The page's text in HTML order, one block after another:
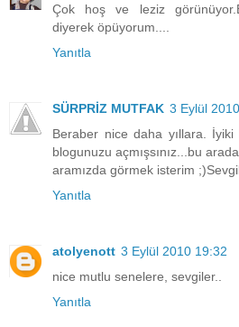
Çok hoş ve leziz
diyerek öpüyorum....
Yanıtla
SÜRPRİZ MUTFAK 3 Eylül
Beraber nice daha yıllara. İyiki
blogunuzu açmışsınız...bu
aramızda görmek isterim
Yanıtla
atolyenott 3 Eylül 2010 19:32
nice mutlu senelere, sevgiler..
Yanıtla